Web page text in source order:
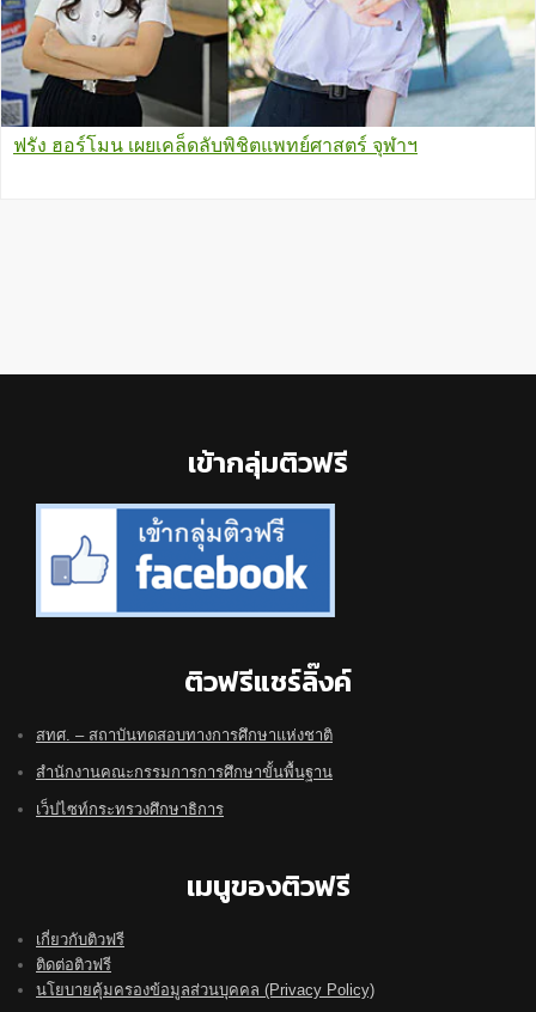
ฟรัง ฮอร์โมน เผยเคล็ดลับพิชิตแพทย์ศาสตร์ จุฬาฯ
เข้ากลุ่มติวฟรี
ติวฟรีแชร์ลิ๊งค์
สทศ. – สถาบันทดสอบทางการศึกษาแห่งชาติ
สำนักงานคณะกรรมการการศึกษาขั้นพื้นฐาน
เว็ปไซท์กระทรวงศึกษาธิการ
เมนูของติวฟรี
เกี่ยวกับติวฟรี
ติดต่อติวฟรี
นโยบายคุ้มครองข้อมูลส่วนบุคคล (Privacy Policy)